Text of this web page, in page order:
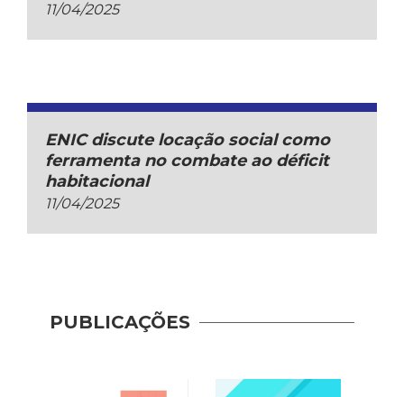
11/04/2025
ENIC discute locação social como
ferramenta no combate ao déficit
habitacional
11/04/2025
PUBLICAÇÕES